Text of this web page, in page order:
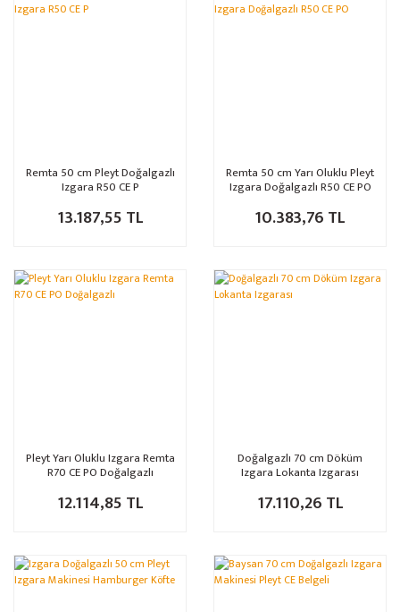
Remta 50 cm Pleyt Doğalgazlı
Izgara R50 CE P
13.187,55 TL
Remta 50 cm Yarı Oluklu Pleyt
Izgara Doğalgazlı R50 CE PO
10.383,76 TL
Pleyt Yarı Oluklu Izgara Remta
R70 CE PO Doğalgazlı
12.114,85 TL
Doğalgazlı 70 cm Döküm
Izgara Lokanta Izgarası
17.110,26 TL